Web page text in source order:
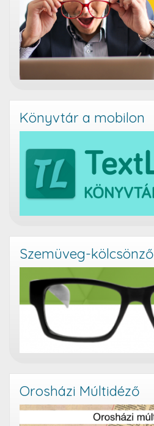
Könyvtár a mobilon
Szemüveg-kölcsönző
Orosházi Múltidéző